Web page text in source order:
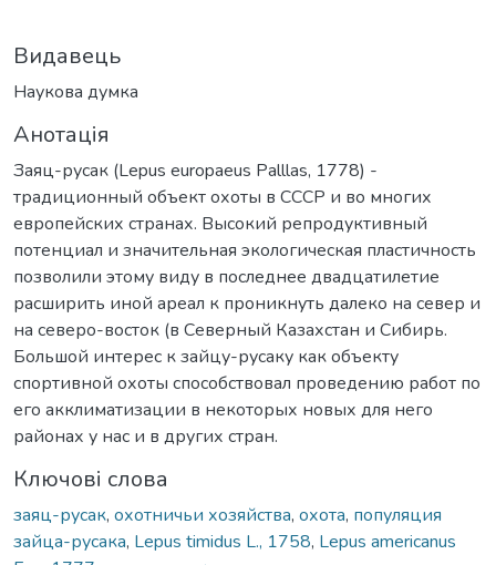
Видавець
Наукова думка
Анотація
Заяц-русак (Lepus europaeus Palllas, 1778) -
традиционный объект охоты в СССР и во многих
европейских странах. Высокий репродуктивный
потенциал и значительная экологическая пластичность
позволили этому виду в последнее двадцатилетие
расширить иной ареал к проникнуть далеко на север и
на северо-восток (в Северный Казахстан и Сибирь.
Большой интерес к зайцу-русаку как объекту
спортивной охоты способствовал проведению работ по
его акклиматизации в некоторых новых для него
районах у нас и в других стран.
Ключові слова
заяц-русак, охотничьи хозяйства, охота, популяция
зайца-русака, Lepus timidus L., 1758, Lepus americanus